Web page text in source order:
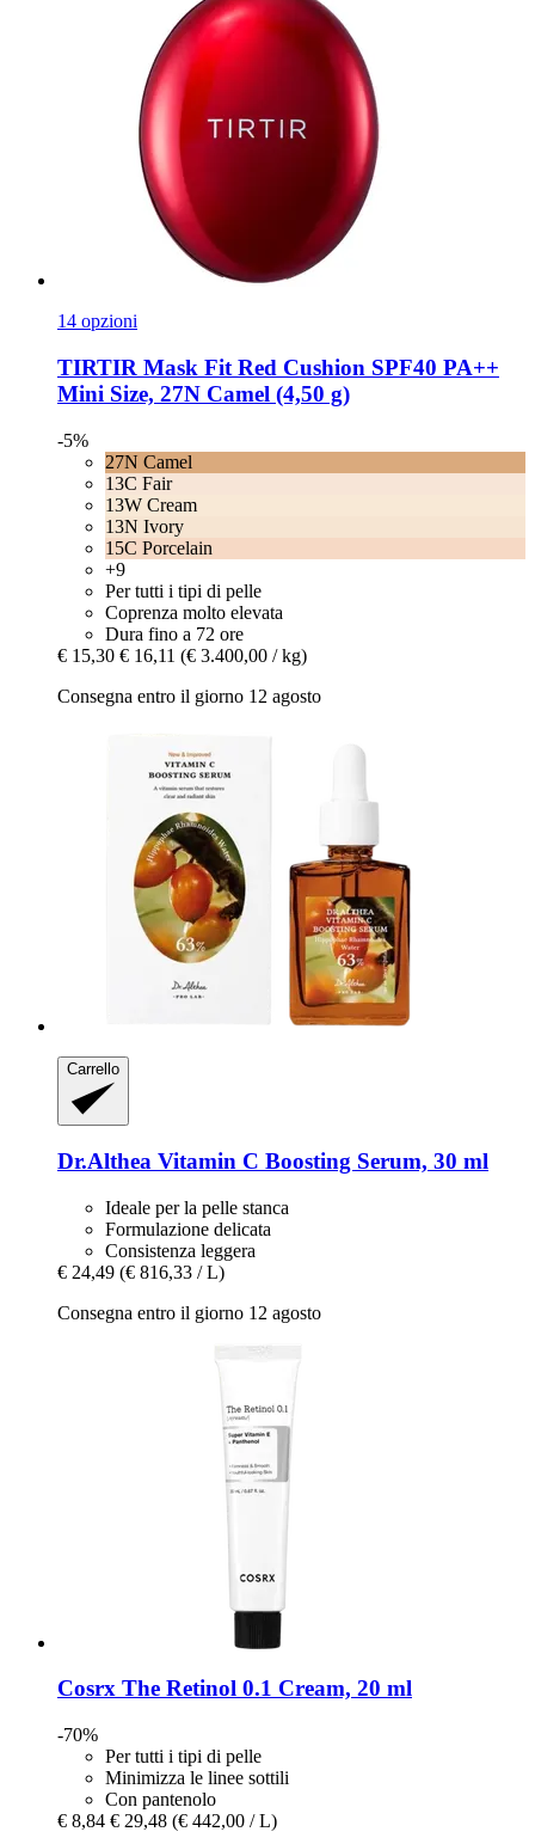
14 opzioni
TIRTIR Mask Fit Red Cushion SPF40 PA++
Mini Size, 27N Camel (4,50 g)
-5%
27N Camel
13C Fair
13W Cream
13N Ivory
15C Porcelain
+9
Per tutti i tipi di pelle
Coprenza molto elevata
Dura fino a 72 ore
€ 15,30 € 16,11 (€ 3.400,00 / kg)
Consegna entro il giorno 12 agosto
Carrello
Dr.Althea Vitamin C Boosting Serum, 30 ml
Ideale per la pelle stanca
Formulazione delicata
Consistenza leggera
€ 24,49 (€ 816,33 / L)
Consegna entro il giorno 12 agosto
Cosrx The Retinol 0.1 Cream, 20 ml
-70%
Per tutti i tipi di pelle
Minimizza le linee sottili
Con pantenolo
€ 8,84 € 29,48 (€ 442,00 / L)